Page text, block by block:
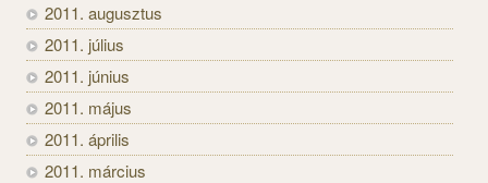
2011. augusztus
2011. július
2011. június
2011. május
2011. április
2011. március